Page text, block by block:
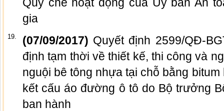
gia
19. (07/09/2017) Quyết định 2599/QĐ-
định tạm thời về thiết kế, thi công và
nguội bê tông nhựa tại chỗ bằng
kết cấu áo đường ô tô do Bộ trưởng
ban hành